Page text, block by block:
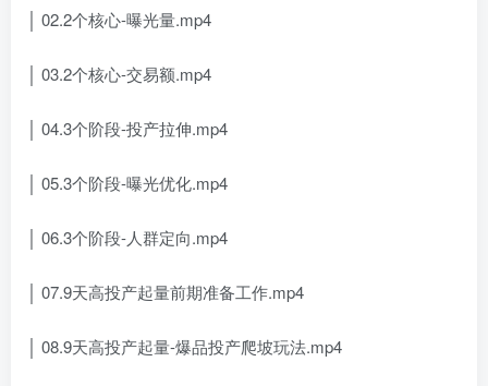
│ 02.2个核心-曝光量.mp4
│ 03.2个核心-交易额.mp4
│ 04.3个阶段-投产拉伸.mp4
│ 05.3个阶段-曝光优化.mp4
│ 06.3个阶段-人群定向.mp4
│ 07.9天高投产起量前期准备工作.mp4
│ 08.9天高投产起量-爆品投产爬坡玩法.mp4